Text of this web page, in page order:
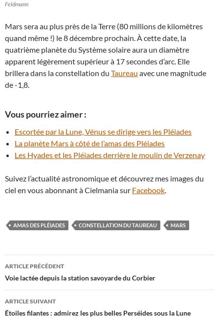
Feldmann
Mars sera au plus près de la Terre (80 millions de kilomètres
quand même !) le 8 décembre prochain. À cette date, la
quatrième planète du Système solaire aura un diamètre
apparent légèrement supérieur à 17 secondes d’arc. Elle
brillera dans la constellation du Taureau avec une magnitude
de -1,8.
Vous pourriez aimer :
Escortée par la Lune, Vénus se dirige vers les Pléiades
La planète Mars à côté de l’amas des Pléiades
Les Hyades et les Pléiades derrière le moulin de Verzenay
Suivez l’actualité astronomique et découvrez mes images du
ciel en vous abonnant à Cielmania sur Facebook.
AMAS DES PLÉIADES CONSTELLATION DU TAUREAU MARS
Navigation
des
articles
ARTICLE PRÉCÉDENT
Voie lactée depuis la station savoyarde du Corbier
ARTICLE SUIVANT
Étoiles filantes : admirez les plus belles Perséides sous la Lune